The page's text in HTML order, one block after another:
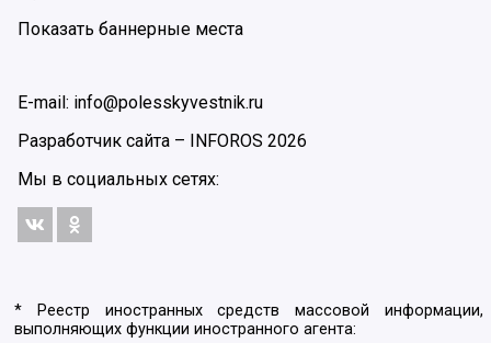
Показать баннерные места
E-mail: info@polesskyvestnik.ru
Разработчик сайта – INFOROS 2026
Мы в социальных сетях:
* Реестр иностранных средств массовой информации,
выполняющих функции иностранного агента: